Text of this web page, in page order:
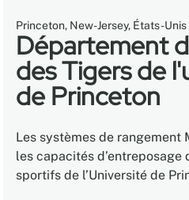
Princeton, New-Jersey, États-Unis
Département
des Tigers de
de Princeton
Les systèmes de rangement
les capacités d’entreposage
sportifs de l’Université de